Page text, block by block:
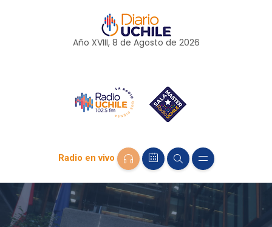
Año XVIII, 8 de Agosto de 2026
Radio en vivo